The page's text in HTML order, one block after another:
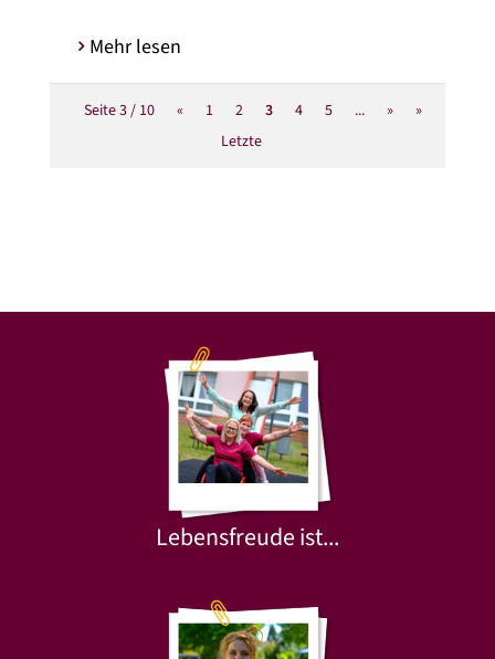
Mehr lesen
Seite 3 / 10 « 1 2 3 4 5 ... »
»
Letzte
Lebensfreude ist...